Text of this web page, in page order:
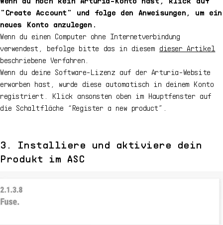
"Create Account" und folge den Anweisungen, um ein
neues Konto anzulegen.
Wenn du einen Computer ohne Internetverbindung
verwendest, befolge bitte das in diesem dieser Artikel
beschriebene Verfahren.
Wenn du deine Software-Lizenz auf der Arturia-Website
erworben hast, wurde diese automatisch in deinem Konto
registriert. Klick ansonsten oben im Hauptfenster auf
die Schaltfläche “Register a new product”.
3. Installiere und aktiviere dein
Produkt im ASC